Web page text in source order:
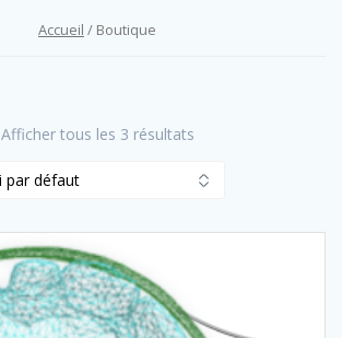
Accueil / Boutique
Afficher tous les 3 résultats